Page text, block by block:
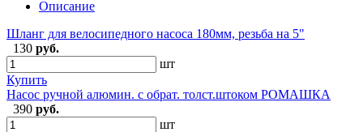
Описание
Шланг для велосипедного насоса 180мм, резьба на 5"
130 руб.
шт
Купить
Насос ручной алюмин. с обрат. толст.штоком РОМАШКА
390 руб.
шт